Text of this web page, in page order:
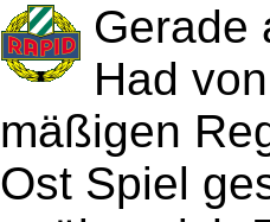
Gerade
Had
mäßigen
Ost Spiel